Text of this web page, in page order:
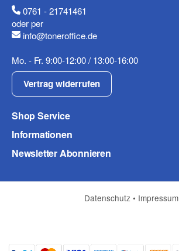
Frage zum Artikel
Ihre Frage
0761 - 21741461
oder per
info@toneroffice.de
Mo. - Fr. 9:00-12:00 / 13:00-16:00
Vertrag widerrufen
Shop Service
Informationen
Newsletter Abonnieren
Datenschutz • Impressum